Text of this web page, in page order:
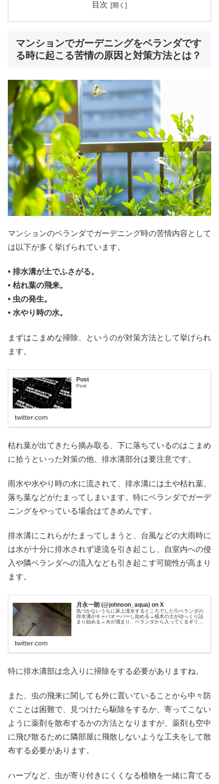
目次
マンションでガーデニングをベランダです
る時に起こる苦情の原因と対策方法とは？
マンションのベランダでガーデニング時の苦情内容として
は以下が多く挙げられています。
• 排水溝が土でふさがる。
• 枯れ葉の飛来。
• 虫の発生。
• 水やり時の水。
まずはこまめな掃除、というのが対策方法として挙げられ
ます。
Post
Post
twitter.com
枯れ葉が出てきたら摘み取る、下に落ちているのはこまめ
に拾うといった対策の他、排水溝部分は要注意です。
雨水や水やり時の水に流されて、排水溝には土や枯れ葉、
落ち葉などがたまってしまいます。特にベランダでガーデ
ニングをやっている場合はてきめんです。
排水溝にこれらがたまってしまうと、台風などの大雨時に
は水が十分に排水されず逆流を引き起こし、自室内への侵
入や隣ベランダへの流入なども引き起こす可能性が高まり
ます。
月永一朗 (@johnson_aqua) on X
気づかないうちに床上浸水するところでした💦ベランダの
排水溝がキャパオーバーし始める→植木の土がゆっくり詰
まり始める→水が溜まり、ベランダから入ってくるギリギ
twitter.com
特に排水溝部は念入りに掃除をする必要がありますね。
また、虫の飛来に関しても外に置いていることから中々防
ぐことは困難で、見つけたら駆除をするか、寄ってこない
ように薬剤を散布するかの方法となりますが、薬剤も空中
に飛び散るために隣部屋に飛散しないような工夫をして散
布する必要があります。
ハーブなど、虫が寄り付きにくくなる植物を一緒に育てる